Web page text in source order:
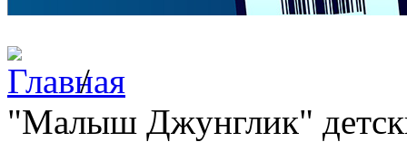
/
"Малыш Джунглик"